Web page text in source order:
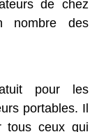
de chez
nombre des
pour les
portables. Il
tous ceux qui